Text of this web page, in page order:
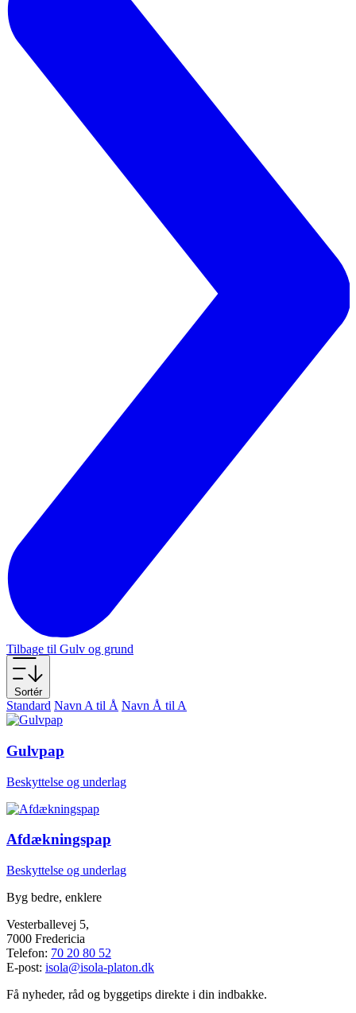
Tilbage til Gulv og grund
Sortér
Standard Navn A til Å Navn Å til A
Gulvpap
Beskyttelse og underlag
Afdækningspap
Beskyttelse og underlag
Byg bedre, enklere
Vesterballevej 5,
7000 Fredericia
Telefon: 70 20 80 52
E-post: isola@isola-platon.dk
Få nyheder, råd og byggetips direkte i din indbakke.